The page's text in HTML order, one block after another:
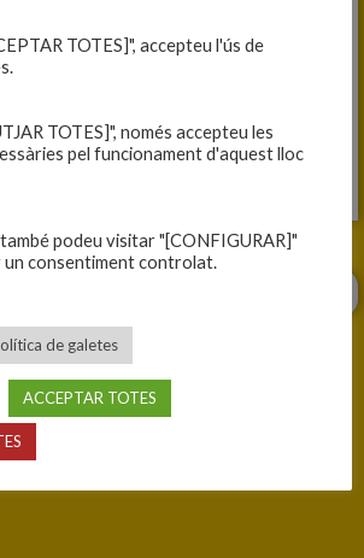
TOTES]", accepteu l'ús de
TOTES]", només accepteu les
pel funcionament d'aquest lloc
podeu visitar "[CONFIGURAR]"
consentiment controlat.
de galetes
ACCEPTAR TOTES